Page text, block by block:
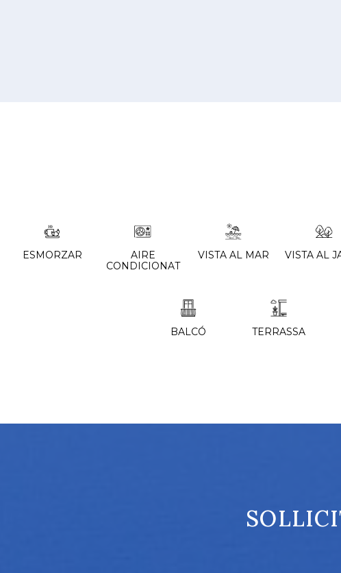
ESMORZAR
AIRE
CONDICIONAT
VISTA AL MAR VISTA AL
BALCÓ TERRASSA